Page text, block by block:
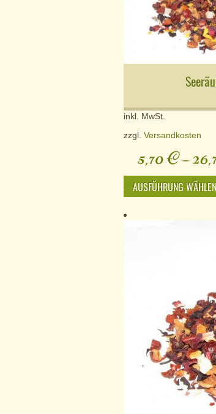
inkl. MwSt.
zzgl. Versandkosten
5,70€–
AUSFÜHRUNG WÄHLEN